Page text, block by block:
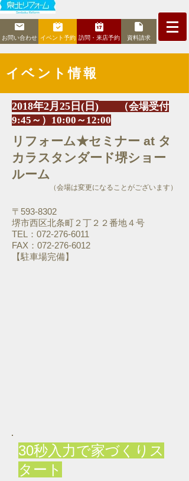
お問い合わせ イベント予約 訪問・来店予約 資料請求
イベント情報
2018年2月25日(日)
（会場受付
9:45～）10:00～12:00
リフォーム★セミナー at タ
カラスタンダード堺ショー
ルーム
（会場は変更になることがございます）
〒593-8302
堺市西区北条町２丁２２番地４号
TEL：072-276-6011
FAX：072-276-6012
【駐車場完備】
30秒入力で家づくりス
タート